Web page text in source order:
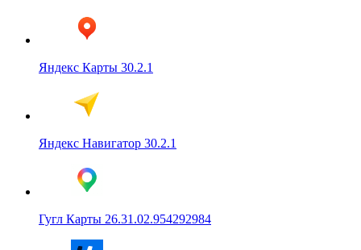
Яндекс Карты 30.2.1
Яндекс Навигатор 30.2.1
Гугл Карты 26.31.02.954292984